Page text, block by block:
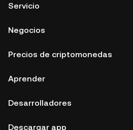
Servicio
Negocios
Precios de criptomonedas
Aprender
Desarrolladores
Descargar app